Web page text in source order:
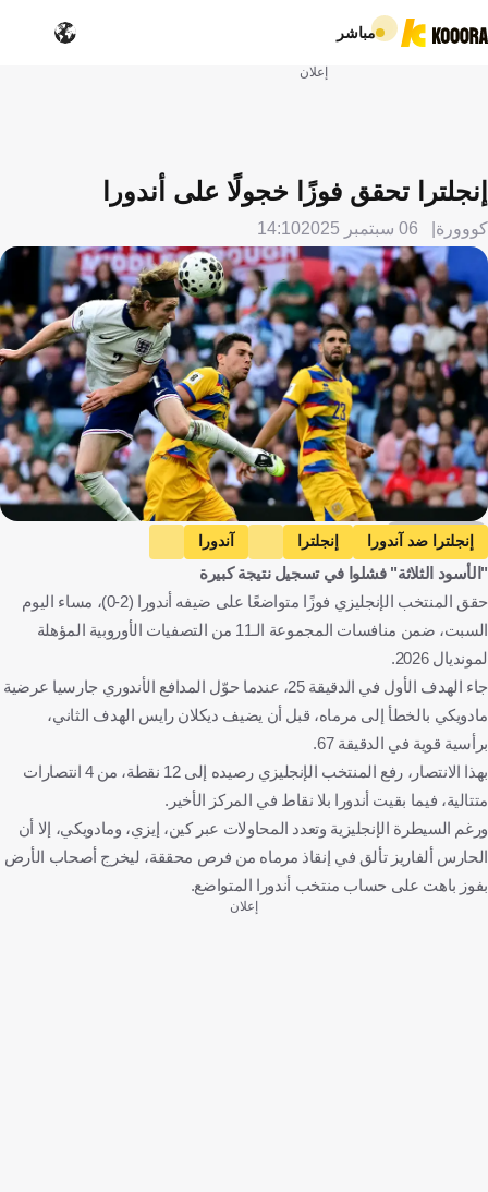
مباشر
إعلان
إنجلترا تحقق فوزًا خجولًا على أندورا
كووورة 06 سبتمبر 2025 14:10
Getty Images
إنجلترا ضد آندورا إنجلترا
آندورا
التصفيات المؤهلة لكأس العالم - أوروبا
إنجلترا"الأسود الثلاثة" فشلوا في تسجيل نتيجة كبيرة
حقق المنتخب الإنجليزي فوزًا متواضعًا على ضيفه أندورا (2-0)، مساء اليوم
السبت، ضمن منافسات المجموعة الـ11 من التصفيات الأوروبية المؤهلة
لمونديال 2026.
جاء الهدف الأول في الدقيقة 25، عندما حوّل المدافع الأندوري جارسيا عرضية
مادويكي بالخطأ إلى مرماه، قبل أن يضيف ديكلان رايس الهدف الثاني،
برأسية قوية في الدقيقة 67.
بهذا الانتصار، رفع المنتخب الإنجليزي رصيده إلى 12 نقطة، من 4 انتصارات
متتالية، فيما بقيت أندورا بلا نقاط في المركز الأخير.
ورغم السيطرة الإنجليزية وتعدد المحاولات عبر كين، إيزي، ومادويكي، إلا أن
الحارس ألفاريز تألق في إنقاذ مرماه من فرص محققة، ليخرج أصحاب الأرض
بفوز باهت على حساب منتخب أندورا المتواضع.
إعلان